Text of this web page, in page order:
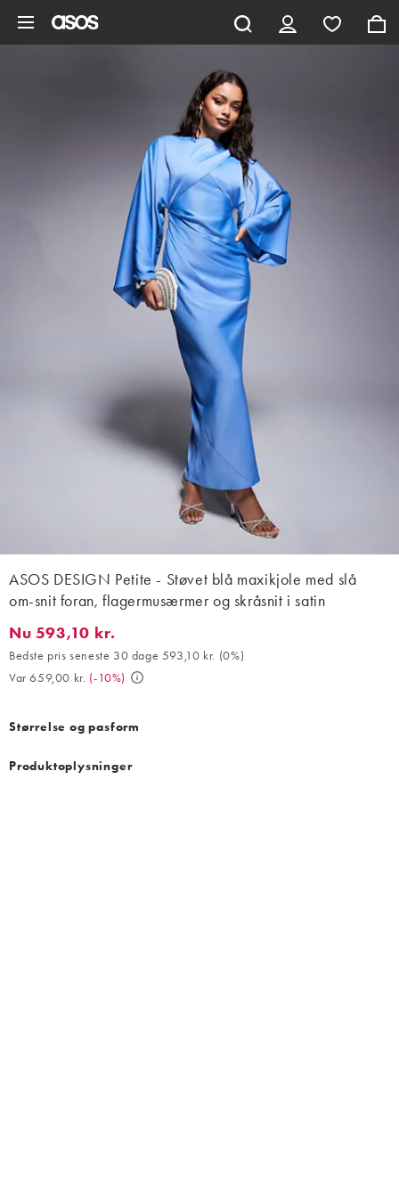
ASOS DESIGN Petite - Støvet blå maxikjole med slå
om-snit foran, flagermusærmer og skråsnit i satin
Nu 593,10 kr.. Bedste pris seneste 30 dage 593,10 kr. (0%). Var
Nu 593,10 kr.
Bedste pris seneste 30 dage 593,10 kr. (0%)
Var 659,00 kr. (-10%)
Størrelse og pasform
Produktoplysninger